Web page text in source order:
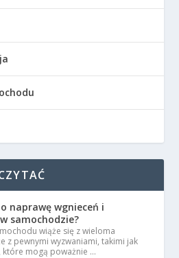
naprawę wgnieceń i
samochodzie?
wiąże się z wieloma
z pewnymi wyzwaniami, takimi jak
które mogą poważnie …